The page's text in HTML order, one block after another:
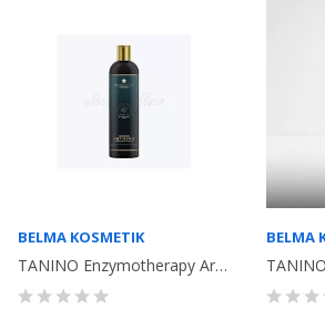
BELMA KOSMETIK
TANINO Enzymotherapy Argan Oil shampooing 250ml. Belma Kosmetik
BELMA